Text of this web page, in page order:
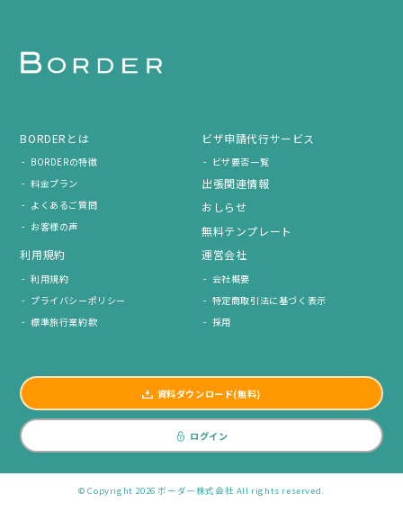
BORDERとは
BORDERの特徴
料金プラン
よくあるご質問
お客様の声
ビザ申請代行サービス
ビザ要否一覧
出張関連情報
おしらせ
無料テンプレート
利用規約
利用規約
プライバシーポリシー
標準旅行業約款
運営会社
会社概要
特定商取引法に基づく表示
採用
資料ダウンロード(無料)
ログイン
© Copyright 2026 ボーダー株式会社 All rights reserved.